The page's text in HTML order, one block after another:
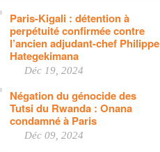
Paris-Kigali : détention à
perpétuité confirmée contre
l’ancien adjudant-chef Philippe
Hategekimana
Déc 19, 2024
Négation du génocide des
Tutsi du Rwanda : Onana
condamné à Paris
Déc 09, 2024